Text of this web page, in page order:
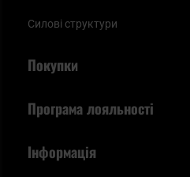
Силові структури
Покупки
Способи оплати
Програма лояльності
Інформація